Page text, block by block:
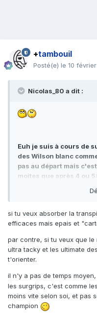
+tambouil
Posté(e) le 10
Nicolas_80 a dit :
Euh je suis à cours de
des Wilson blanc
pas au départ mais
moites que après 4 ou
J'ai vu qu'on me
ligne, les pro pro's au
sera-t-il vraiment mieux
passez du blanc au
Dans mon cas, faut il
d'épaisseur??
si tu veux absorber la
efficaces mais epais et
par contre, si tu veux que
ultra tacky et les ultimate
t'orienter.
il n'y a pas de temps
les surgrips, c'est comme
moins vite selon soi, et pas
champion